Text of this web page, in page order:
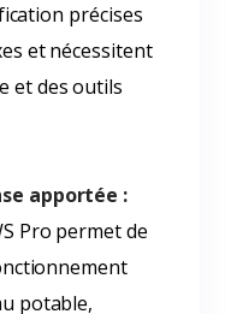
précises
et nécessitent
et des outils
apportée :
Pro permet de
potable,